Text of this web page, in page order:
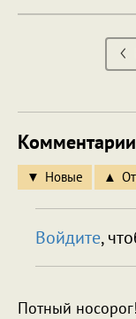
Комментарии
Новые
Войдите,
Потный